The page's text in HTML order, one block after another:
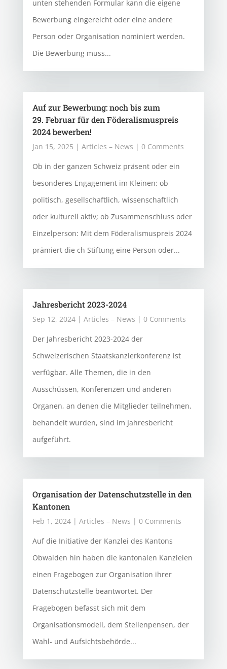
unten stehenden Formular kann die eigene
Bewerbung eingereicht oder eine andere
Person oder Organisation nominiert werden.
Die Bewerbung muss...
Auf zur Bewerbung: noch bis zum
29. Februar für den Föderalismuspreis
2024 bewerben!
Jan 15, 2025 | Articles – News | 0 Comments
Ob in der ganzen Schweiz präsent oder ein
besonderes Engagement im Kleinen; ob
politisch, gesellschaftlich, wissenschaftlich
oder kulturell aktiv; ob Zusammenschluss oder
Einzelperson: Mit dem Föderalismuspreis 2024
prämiert die ch Stiftung eine Person oder...
Jahresbericht 2023-2024
Sep 12, 2024| Articles – News | 0 Comments
Der Jahresbericht 2023-2024 der
Schweizerischen Staatskanzlerkonferenz ist
verfügbar. Alle Themen, die in den
Ausschüssen, Konferenzen und anderen
Organen, an denen die Mitglieder teilnehmen,
behandelt wurden, sind im Jahresbericht
aufgeführt.
Organisation der Datenschutzstelle in den
Kantonen
Feb 1, 2024| Articles – News | 0 Comments
Auf die Initiative der Kanzlei des Kantons
Obwalden hin haben die kantonalen Kanzleien
einen Fragebogen zur Organisation ihrer
Datenschutzstelle beantwortet. Der
Fragebogen befasst sich mit dem
Organisationsmodell, dem Stellenpensen, der
Wahl- und Aufsichtsbehörde...